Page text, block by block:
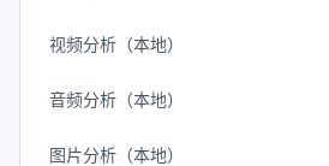
视频分析（本地）
音频分析（本地）
图片分析（本地）